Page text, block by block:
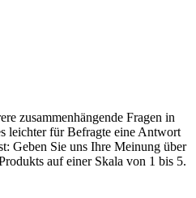
zusammenhängende Fragen in
leichter für Befragte eine Antwort
Geben Sie uns Ihre Meinung über
auf einer Skala von 1 bis 5.